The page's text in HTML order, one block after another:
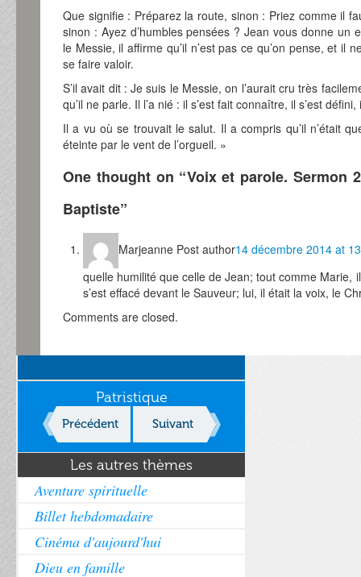
Que signifie : Préparez la route, sinon : Priez comme il
sinon : Ayez d’humbles pensées ? Jean vous donne un
le Messie, il affirme qu’il n’est pas ce qu’on pense, et il
se faire valoir.
S’il avait dit : Je suis le Messie, on l’aurait cru très
qu’il ne parle. Il l’a nié : il s’est fait connaître, il s’est défini,
Il a vu où se trouvait le salut. Il a compris qu’il n’était
éteinte par le vent de l’orgueil. »
One thought on “Voix et parole. Sermon
Baptiste”
Marjeanne Post author14 décembre 2014 at
quelle humilité que celle de Jean; tout comme Marie,
s’est effacé devant le Sauveur; lui, il était la voix, le
Comments are closed.
Patristique
Précédent Suivant
Les autres thèmes
Aventure spirituelle
Billet hebdomadaire
Cinéma d'aujourd'hui
Dieu en famille